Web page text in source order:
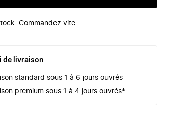
Commandez vite.
de livraison
standard sous 1 à 6 jours ouvrés
premium sous 1 à 4 jours ouvrés*